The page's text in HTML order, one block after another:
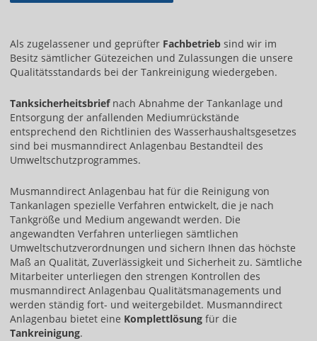
Als zugelassener und geprüfter Fachbetrieb sind wir im
Besitz sämtlicher Gütezeichen und Zulassungen die unsere
Qualitätsstandards bei der Tankreinigung wiedergeben.
Tanksicherheitsbriefnach Abnahme der Tankanlage und
Entsorgung der anfallenden Mediumrückstände
entsprechend den Richtlinien des Wasserhaushaltsgesetzes
sind bei musmanndirect Anlagenbau Bestandteil des
Umweltschutzprogrammes.
Musmanndirect Anlagenbau hat für die Reinigung von
Tankanlagen spezielle Verfahren entwickelt, die je nach
Tankgröße und Medium angewandt werden. Die
angewandten Verfahren unterliegen sämtlichen
Umweltschutzverordnungen und sichern Ihnen das höchste
Maß an Qualität, Zuverlässigkeit und Sicherheit zu. Sämtliche
Mitarbeiter unterliegen den strengen Kontrollen des
musmanndirect Anlagenbau Qualitätsmanagements und
werden ständig fort- und weitergebildet. Musmanndirect
Anlagenbau bietet eine Komplettlösung für die
Tankreinigung.